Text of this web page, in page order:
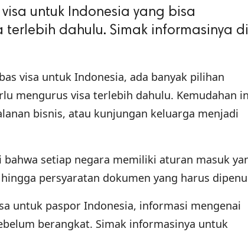
untuk Indonesia yang bisa
dahulu. Simak informasinya di
visa untuk Indonesia, ada banyak pilihan
mengurus visa terlebih dahulu. Kemudahan
bisnis, atau kunjungan keluarga menjadi
setiap negara memiliki aturan masuk
persyaratan dokumen yang harus
untuk paspor Indonesia, informasi mengenai
berangkat. Simak informasinya untuk